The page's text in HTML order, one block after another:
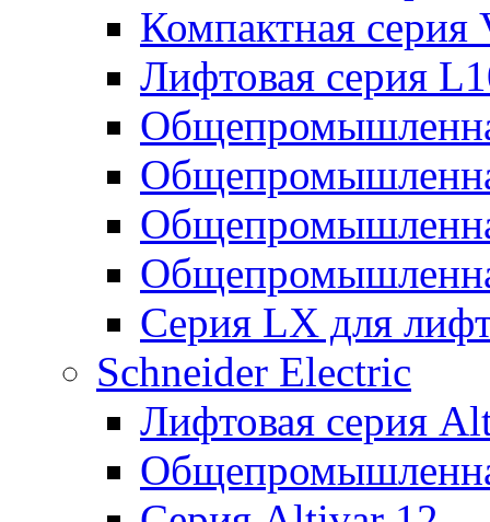
Компактная серия
Лифтовая серия
Серия LX для
Schneider Electric
Лифтовая серия